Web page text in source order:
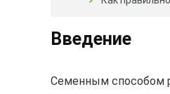
Введение
Семенным способом